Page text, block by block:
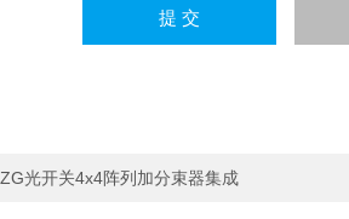
ZG光开关4x4阵列加分束器集成